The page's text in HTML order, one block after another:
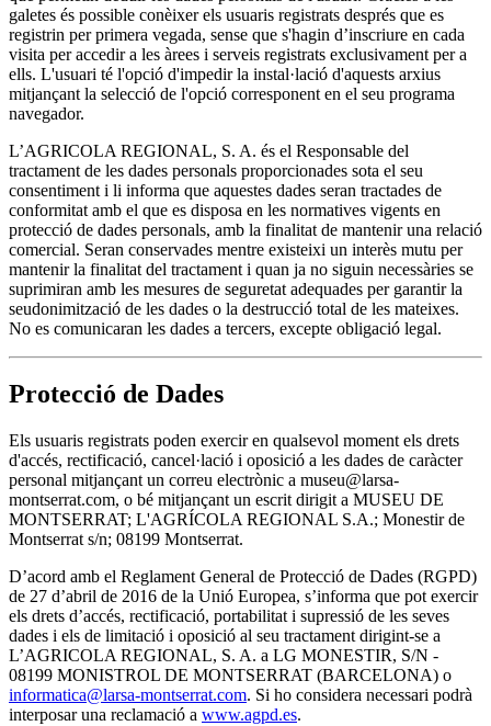
galetes és possible conèixer els usuaris registrats després que es
registrin per primera vegada, sense que s'hagin d’inscriure en cada
visita per accedir a les àrees i serveis registrats exclusivament per a
ells. L'usuari té l'opció d'impedir la instal·lació d'aquests arxius
mitjançant la selecció de l'opció corresponent en el seu programa
navegador.
L’AGRICOLA REGIONAL, S. A. és el Responsable del
tractament de les dades personals proporcionades sota el seu
consentiment i li informa que aquestes dades seran tractades de
conformitat amb el que es disposa en les normatives vigents en
protecció de dades personals, amb la finalitat de mantenir una relació
comercial. Seran conservades mentre existeixi un interès mutu per
mantenir la finalitat del tractament i quan ja no siguin necessàries se
suprimiran amb les mesures de seguretat adequades per garantir la
seudonimització de les dades o la destrucció total de les mateixes.
No es comunicaran les dades a tercers, excepte obligació legal.
Protecció de Dades
Els usuaris registrats poden exercir en qualsevol moment els drets
d'accés, rectificació, cancel·lació i oposició a les dades de caràcter
personal mitjançant un correu electrònic a museu@larsa-
montserrat.com, o bé mitjançant un escrit dirigit a MUSEU DE
MONTSERRAT; L'AGRÍCOLA REGIONAL S.A.; Monestir de
Montserrat s/n; 08199 Montserrat.
D’acord amb el Reglament General de Protecció de Dades (RGPD)
de 27 d’abril de 2016 de la Unió Europea, s’informa que pot exercir
els drets d’accés, rectificació, portabilitat i supressió de les seves
dades i els de limitació i oposició al seu tractament dirigint-se a
L’AGRICOLA REGIONAL, S. A. a LG MONESTIR, S/N -
08199 MONISTROL DE MONTSERRAT (BARCELONA) o
informatica@larsa-montserrat.com. Si ho considera necessari podrà
interposar una reclamació a www.agpd.es.